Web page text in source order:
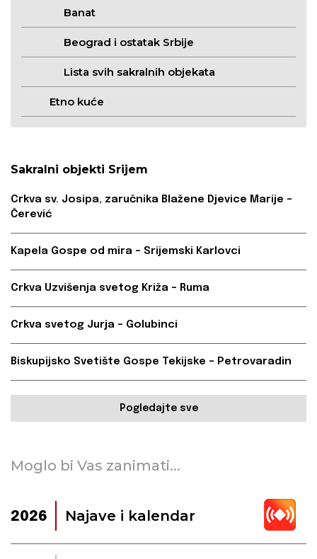
Banat
Beograd i ostatak Srbije
Lista svih sakralnih objekata
Etno kuće
Sakralni objekti Srijem
Crkva sv. Josipa, zaručnika Blažene Djevice Marije –
Čerević
Kapela Gospe od mira – Srijemski Karlovci
Crkva Uzvišenja svetog Križa – Ruma
Crkva svetog Jurja – Golubinci
Biskupijsko Svetište Gospe Tekijske – Petrovaradin
Pogledajte sve
Moglo bi Vas zanimati...
2026 Najave i kalendar